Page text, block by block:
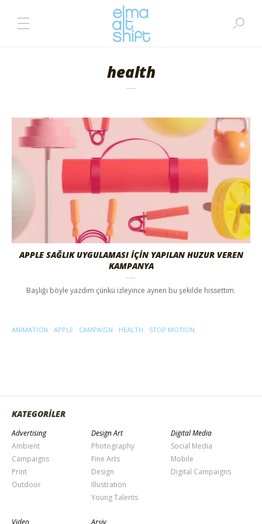
health
APPLE SAĞLIK UYGULAMASI İÇİN YAPILAN HUZUR VEREN
KAMPANYA
Başlığı böyle yazdım çünkü izleyince aynen bu şekilde hissettim.
ANIMATION APPLE CAMPAIGN HEALTH STOP MOTION
KATEGORİLER
Advertising
Ambient
Campaigns
Print
Outdoor
Design Art
Photography
Fine Arts
Design
Illustration
Young Talents
Digital Media
Social Media
Mobile
Digital Campaigns
Video Arşiv